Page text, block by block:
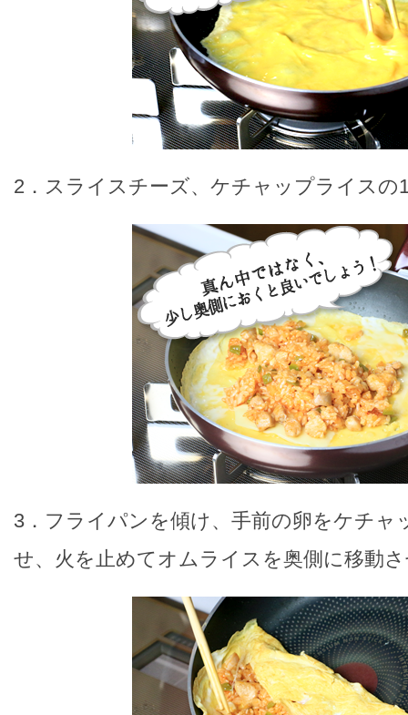
2．スライスチーズ、ケチャップライスの
3．フライパンを傾け、手前の卵をケチャ
せ、火を止めてオムライスを奥側に移動